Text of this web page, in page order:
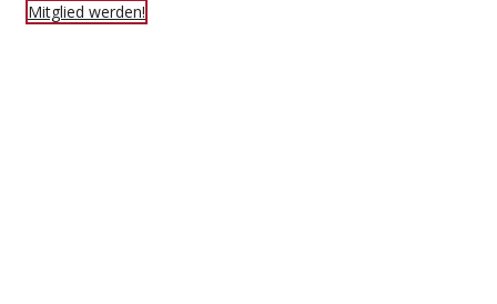
Mitglied werden!